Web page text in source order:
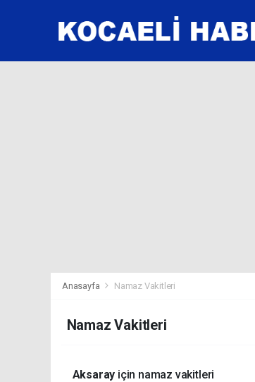
Anasayfa Namaz Vakitleri
Namaz Vakitleri
Aksaray için namaz vakitleri